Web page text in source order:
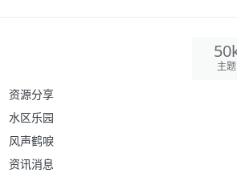
资源分享
水区乐园
风声鹤唳
50k